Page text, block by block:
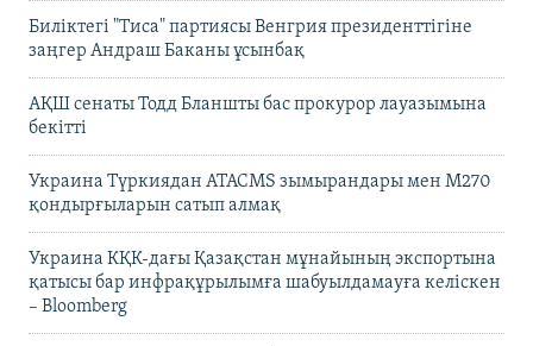
Биліктегі "Тиса" партиясы Венгрия президенттігіне
заңгер Андраш Баканы ұсынбақ
АҚШ сенаты Тодд Бланшты бас прокурор лауазымына
бекітті
Украина Түркиядан ATACMS зымырандары мен M270
қондырғыларын сатып алмақ
Украина КҚК-дағы Қазақстан мұнайының экспортына
қатысы бар инфрақұрылымға шабуылдамауға келіскен
– Bloomberg